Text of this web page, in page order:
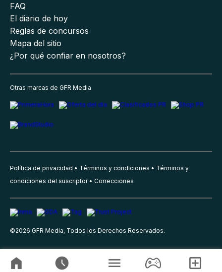
FAQ
El diario de hoy
Reglas de concursos
Mapa del sitio
¿Por qué confiar en nosotros?
Otras marcas de GFR Media
Política de privacidad Términos y condiciones
Términos y
condiciones del suscriptor
Correcciones
©2026 GFR Media, Todos los Derechos Reservados.